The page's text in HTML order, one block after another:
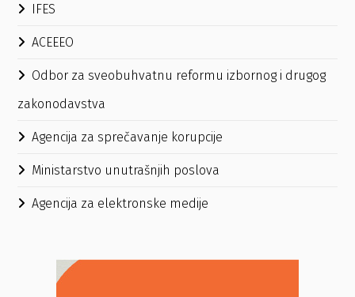
IFES
ACEEEO
Odbor za sveobuhvatnu reformu izbornog i drugog
zakonodavstva
Agencija za sprečavanje korupcije
Ministarstvo unutrašnjih poslova
Agencija za elektronske medije